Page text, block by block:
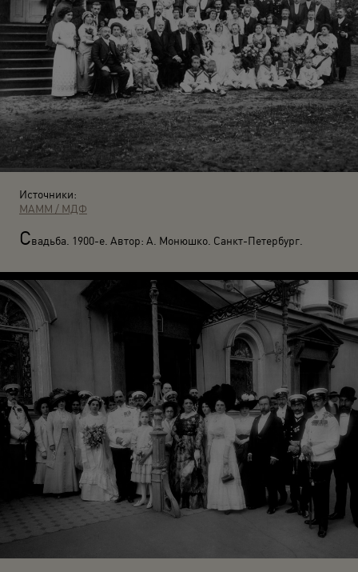
Источники:
МАММ / МДФ
Свадьба. 1900-е. Автор: А. Монюшко. Санкт-Петербург.